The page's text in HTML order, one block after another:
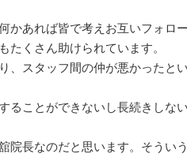
かあれば皆で考えお互いフォロ
たくさん助けられています。
、スタッフ間の仲が悪かったと
ることができないし長続きしな
院長なのだと思います。そうい